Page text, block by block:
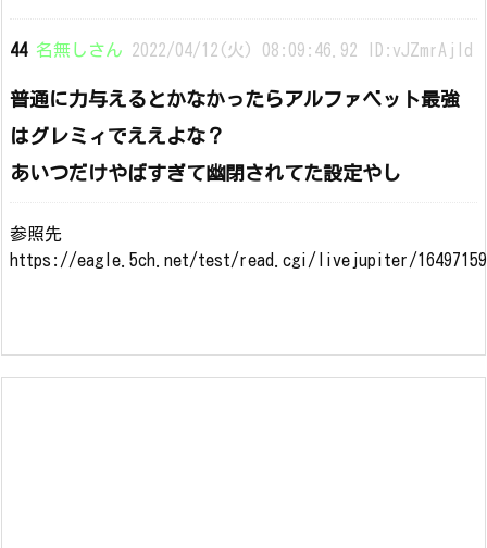
44 名無しさん 2022/04/12(火) 08:09:46.92 ID:vJZmrAjld
普通に力与えるとかなかったらアルファベット最強
はグレミィでええよな？
あいつだけやばすぎて幽閉されてた設定やし
参照先
https://eagle.5ch.net/test/read.cgi/livejupiter/